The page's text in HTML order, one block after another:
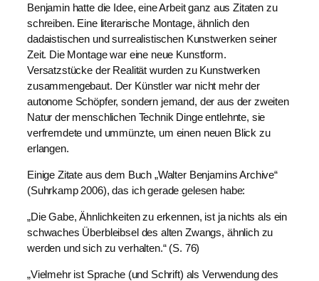
Benjamin hatte die Idee, eine Arbeit ganz aus Zitaten zu
schreiben. Eine literarische Montage, ähnlich den
dadaistischen und surrealistischen Kunstwerken seiner
Zeit. Die Montage war eine neue Kunstform.
Versatzstücke der Realität wurden zu Kunstwerken
zusammengebaut. Der Künstler war nicht mehr der
autonome Schöpfer, sondern jemand, der aus der zweiten
Natur der menschlichen Technik Dinge entlehnte, sie
verfremdete und ummünzte, um einen neuen Blick zu
erlangen.
Einige Zitate aus dem Buch „Walter Benjamins Archive“
(Suhrkamp 2006), das ich gerade gelesen habe:
„Die Gabe, Ähnlichkeiten zu erkennen, ist ja nichts als ein
schwaches Überbleibsel des alten Zwangs, ähnlich zu
werden und sich zu verhalten.“ (S. 76)
„Vielmehr ist Sprache (und Schrift) als Verwendung des